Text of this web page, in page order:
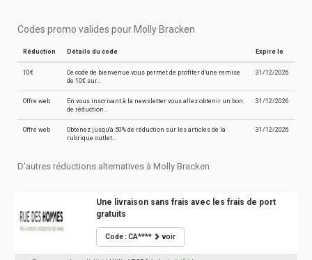
Codes promo valides pour Molly Bracken
Réduction Détails du code Expire le
10€
Ce code de bienvenue vous permet de profiter d'une remise
de 10€ sur…
31/12/2026
Offre web
En vous inscrivant à la newsletter vous allez obtenir un bon
de réduction…
31/12/2026
Offre web
Obtenez jusqu'à 50% de réduction sur les articles de la
rubrique outlet…
31/12/2026
D'autres réductions alternatives à Molly Bracken
Une livraison sans frais avec les frais de port
gratuits
Code : CA**** voir